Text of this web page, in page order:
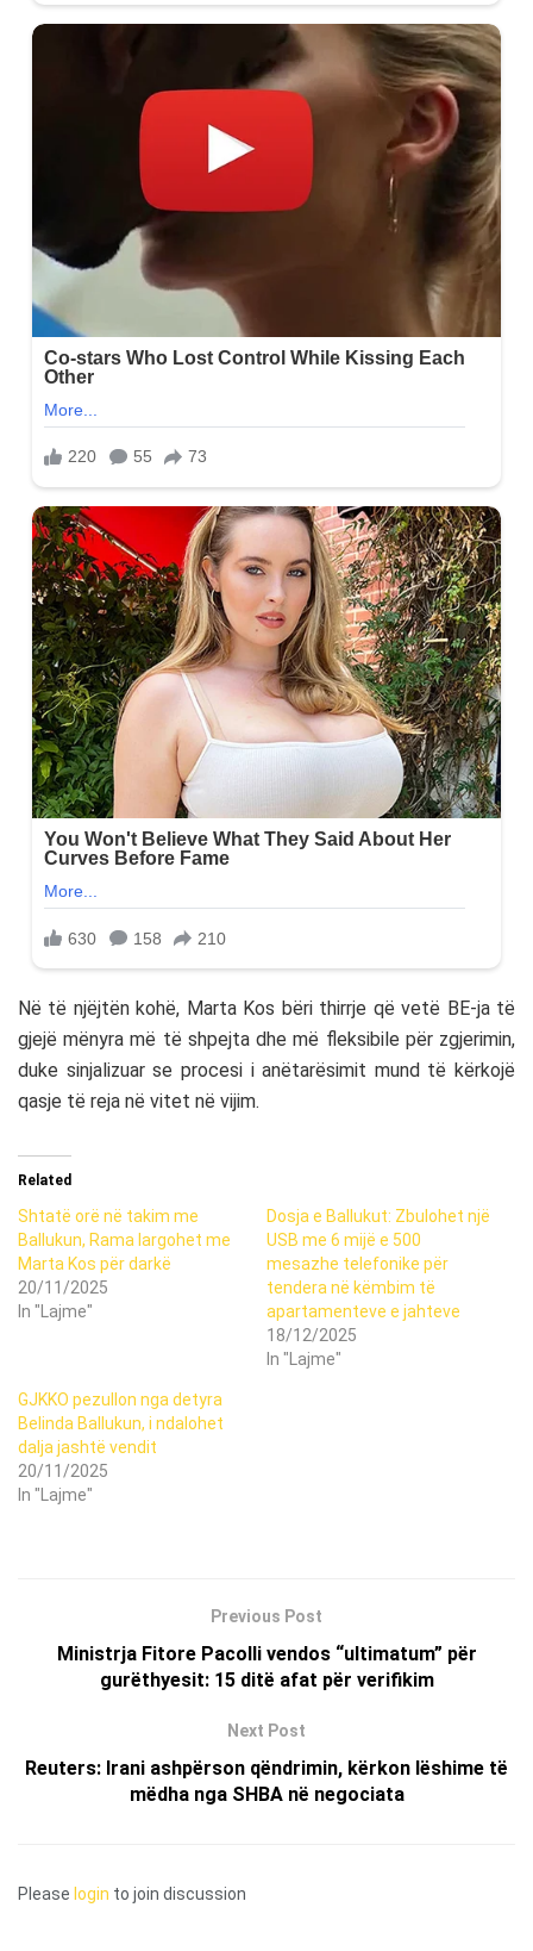
Në të njëjtën kohë, Marta Kos bëri thirrje që vetë BE-ja të
gjejë mënyra më të shpejta dhe më fleksibile për zgjerimin,
duke sinjalizuar se procesi i anëtarësimit mund të kërkojë
qasje të reja në vitet në vijim.
Related
Shtatë orë në takim me
Ballukun, Rama largohet me
Marta Kos për darkë
20/11/2025
In "Lajme"
Dosja e Ballukut: Zbulohet një
USB me 6 mijë e 500
mesazhe telefonike për
tendera në këmbim të
apartamenteve e jahteve
18/12/2025
In "Lajme"
GJKKO pezullon nga detyra
Belinda Ballukun, i ndalohet
dalja jashtë vendit
20/11/2025
In "Lajme"
Previous Post
Ministrja Fitore Pacolli vendos “ultimatum” për
gurëthyesit: 15 ditë afat për verifikim
Next Post
Reuters: Irani ashpërson qëndrimin, kërkon lëshime të
mëdha nga SHBA në negociata
Please login to join discussion